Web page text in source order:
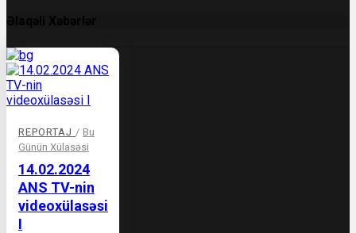
Əlaqəli Xəbərlər
REPORTAJ / Bu
Günün Xülasəsi
14.02.2024
ANS TV-nin
videoxülasəsi
I